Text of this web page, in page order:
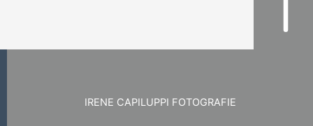
IRENE CAPILUPPI FOTOGRAFIE